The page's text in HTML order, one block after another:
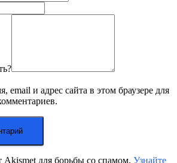
email и адрес сайта в этом браузере для
Akismet для борьбы со спамом. Узнайте